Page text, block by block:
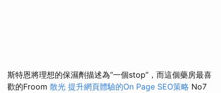
斯特恩將理想的保濕劑描述為“一個stop”，而這個藥房最喜
歡的Froom 散光 提升網頁體驗的On Page SEO策略 No7